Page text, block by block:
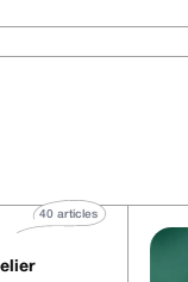
atelier
40